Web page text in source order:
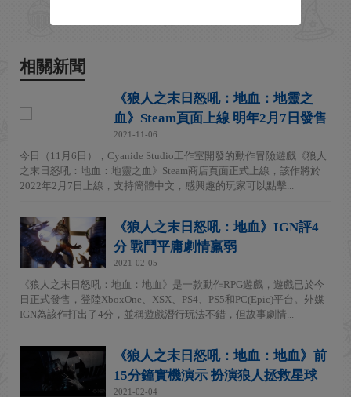
相關新聞
《狼人之末日怒吼：地血：地靈之
血》Steam頁面上線 明年2月7日發售
2021-11-06
今日（11月6日），Cyanide Studio工作室開發的動作冒險遊戲《狼人
之末日怒吼：地血：地靈之血》Steam商店頁面正式上線，該作將於
2022年2月7日上線，支持簡體中文，感興趣的玩家可以點擊...
《狼人之末日怒吼：地血》IGN評4
分 戰鬥平庸劇情羸弱
2021-02-05
《狼人之末日怒吼：地血：地血》是一款動作RPG遊戲，遊戲已於今
日正式發售，登陸XboxOne、XSX、PS4、PS5和PC(Epic)平台。外媒
IGN為該作打出了4分，並稱遊戲潛行玩法不錯，但故事劇情...
《狼人之末日怒吼：地血：地血》前
15分鐘實機演示 扮演狼人拯救星球
2021-02-04